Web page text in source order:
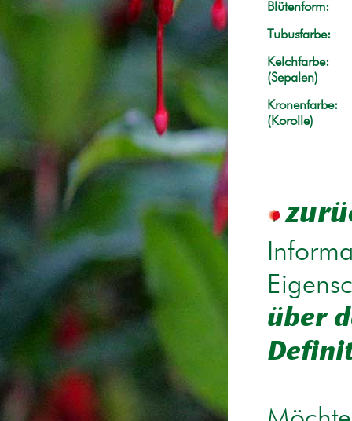
Blütenform:
Tubusfarbe:
Kelchfarbe:
(Sepalen)
Kronenfarbe:
(Korolle)
über